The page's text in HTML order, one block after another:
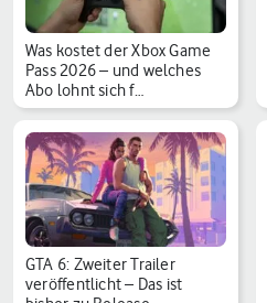
Was kostet der Xbox Game
Pass 2026 – und welches
Abo lohnt sich f…
GTA 6: Zweiter Trailer
veröffentlicht – Das ist